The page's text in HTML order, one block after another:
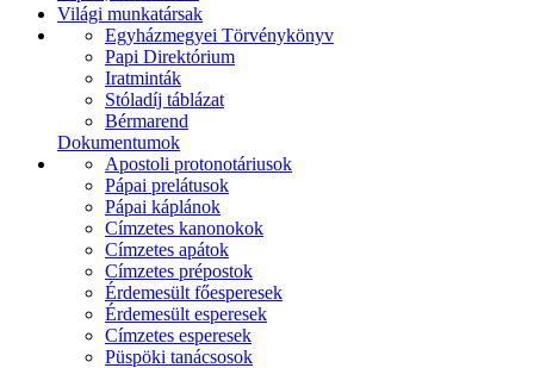
Világi munkatársak
Egyházmegyei Törvénykönyv
Papi Direktórium
Iratminták
Stóladíj táblázat
Bérmarend
Dokumentumok
Apostoli protonotáriusok
Pápai prelátusok
Pápai káplánok
Címzetes kanonokok
Címzetes apátok
Címzetes prépostok
Érdemesült főesperesek
Érdemesült esperesek
Címzetes esperesek
Püspöki tanácsosok